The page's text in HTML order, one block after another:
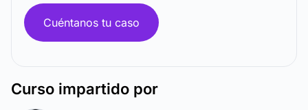
Cuéntanos tu caso
Curso impartido por